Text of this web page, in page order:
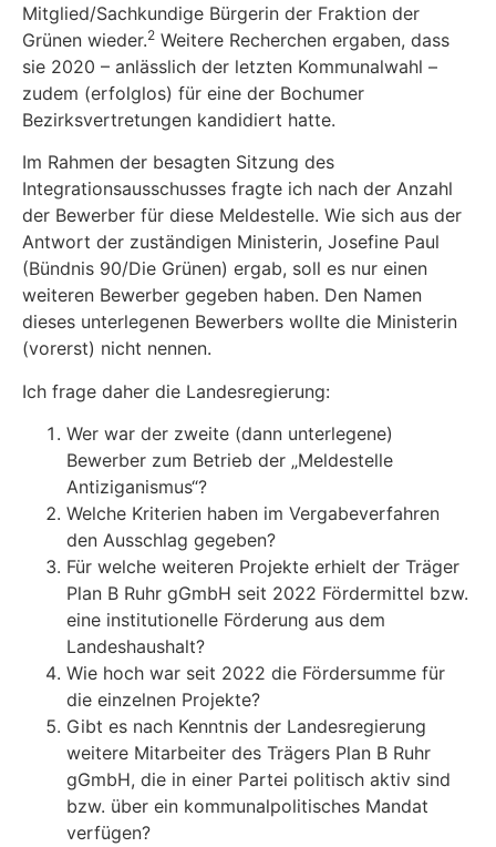
Mitglied/Sachkundige Bürgerin der Fraktion der
Grünen wieder.2 Weitere Recherchen ergaben, dass
sie 2020 – anlässlich der letzten Kommunalwahl –
zudem (erfolglos) für eine der Bochumer
Bezirksvertretungen kandidiert hatte.
Im Rahmen der besagten Sitzung des
Integrationsausschusses fragte ich nach der Anzahl
der Bewerber für diese Meldestelle. Wie sich aus der
Antwort der zuständigen Ministerin, Josefine Paul
(Bündnis 90/Die Grünen) ergab, soll es nur einen
weiteren Bewerber gegeben haben. Den Namen
dieses unterlegenen Bewerbers wollte die Ministerin
(vorerst) nicht nennen.
Ich frage daher die Landesregierung:
Wer war der zweite (dann unterlegene)
Bewerber zum Betrieb der „Meldestelle
Antiziganismus“?
Welche Kriterien haben im Vergabeverfahren
den Ausschlag gegeben?
Für welche weiteren Projekte erhielt der Träger
Plan B Ruhr gGmbH seit 2022 Fördermittel bzw.
eine institutionelle Förderung aus dem
Landeshaushalt?
Wie hoch war seit 2022 die Fördersumme für
die einzelnen Projekte?
Gibt es nach Kenntnis der Landesregierung
weitere Mitarbeiter des Trägers Plan B Ruhr
gGmbH, die in einer Partei politisch aktiv sind
bzw. über ein kommunalpolitisches Mandat
verfügen?